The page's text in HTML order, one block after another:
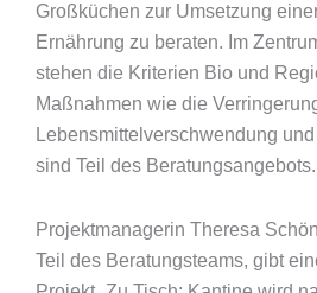
Großküchen zur Umsetzung
Ernährung zu beraten. Im
stehen die Kriterien Bio und
Maßnahmen wie die
Lebensmittelverschwendung
sind Teil des Beratungsangebots.
Projektmanagerin Theresa
Teil des Beratungsteams, gibt